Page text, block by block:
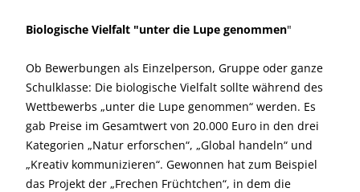
Biologische Vielfalt "unter die Lupe genommen"
Ob Bewerbungen als Einzelperson, Gruppe oder ganze
Schulklasse: Die biologische Vielfalt sollte während des
Wettbewerbs „unter die Lupe genommen“ werden. Es
gab Preise im Gesamtwert von 20.000 Euro in den drei
Kategorien „Natur erforschen“, „Global handeln“ und
„Kreativ kommunizieren“. Gewonnen hat zum Beispiel
das Projekt der „Frechen Früchtchen“, in dem die